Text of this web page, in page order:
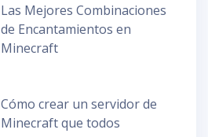
Las Mejores Combinaciones
de Encantamientos en
Minecraft
Cómo crear un servidor de
Minecraft que todos